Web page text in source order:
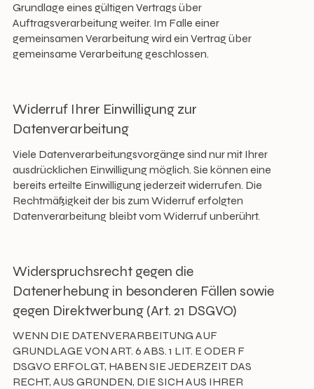
Grundlage eines gültigen Vertrags über
Auftragsverarbeitung weiter. Im Falle einer
gemeinsamen Verarbeitung wird ein Vertrag über
gemeinsame Verarbeitung geschlossen.
Widerruf Ihrer Einwilligung zur
Datenverarbeitung
Viele Datenverarbeitungsvorgänge sind nur mit Ihrer
ausdrücklichen Einwilligung möglich. Sie können eine
bereits erteilte Einwilligung jederzeit widerrufen. Die
Rechtmäßigkeit der bis zum Widerruf erfolgten
Datenverarbeitung bleibt vom Widerruf unberührt.
Widerspruchsrecht gegen die
Datenerhebung in besonderen Fällen sowie
gegen Direktwerbung (Art. 21 DSGVO)
WENN DIE DATENVERARBEITUNG AUF
GRUNDLAGE VON ART. 6 ABS. 1 LIT. E ODER F
DSGVO ERFOLGT, HABEN SIE JEDERZEIT DAS
RECHT, AUS GRÜNDEN, DIE SICH AUS IHRER